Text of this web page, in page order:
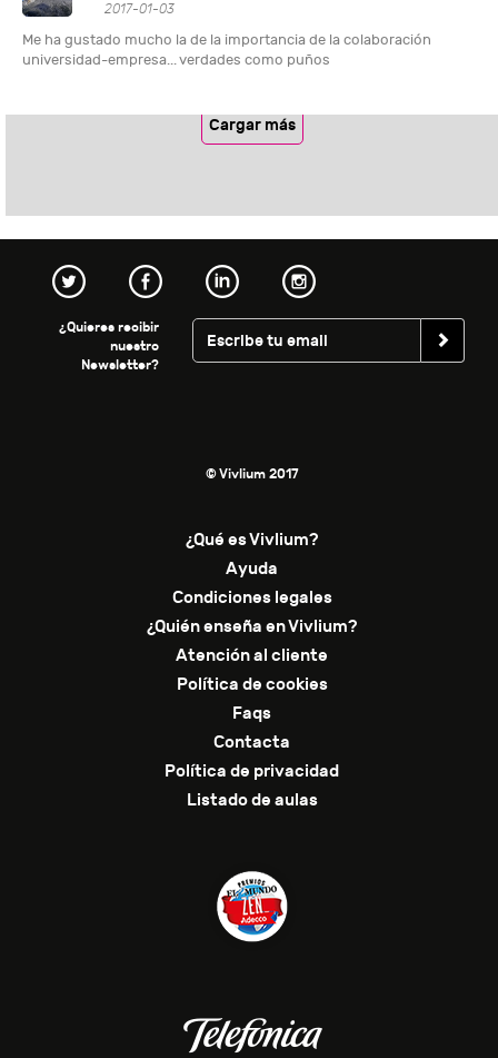
2017-01-03
Me ha gustado mucho la de la importancia de la colaboración
universidad-empresa... verdades como puños
Cargar más
¿Quieres recibir
nuestro
Newsletter?
© Vivlium 2017
¿Qué es Vivlium?
Ayuda
Condiciones legales
¿Quién enseña en Vivlium?
Atención al cliente
Política de cookies
Faqs
Contacta
Política de privacidad
Listado de aulas